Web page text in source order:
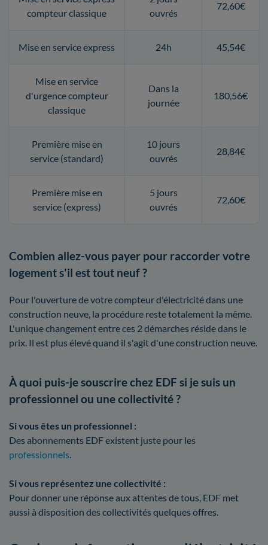
compteur classique
ouvrés
72,60€
Mise en service express 24h 45,54€
Mise en service
d'urgence compteur
classique
Dans la
journée
180,56€
Première mise en
service (standard)
10 jours
ouvrés
28,84€
Première mise en
service (express)
5 jours
ouvrés
72,60€
Combien allez-vous payer pour raccorder votre
logement s'il est tout neuf ?
Pour l'ouverture de votre compteur d'électricité dans une
construction neuve, la procédure reste totalement la même.
L'unique changement entre ces 2 démarches réside dans le
prix. Il est plus élevé quand il s'agit d'une construction neuve.
À quoi puis-je souscrire chez EDF si je suis un
professionnel ou une collectivité ?
Si vous êtes un professionnel :
Des abonnements EDF existent juste pour les
professionnels.
Si vous représentez une collectivité :
Pour donner une réponse aux attentes de tous, EDF met
aussi à disposition des collectivités quelques offres.